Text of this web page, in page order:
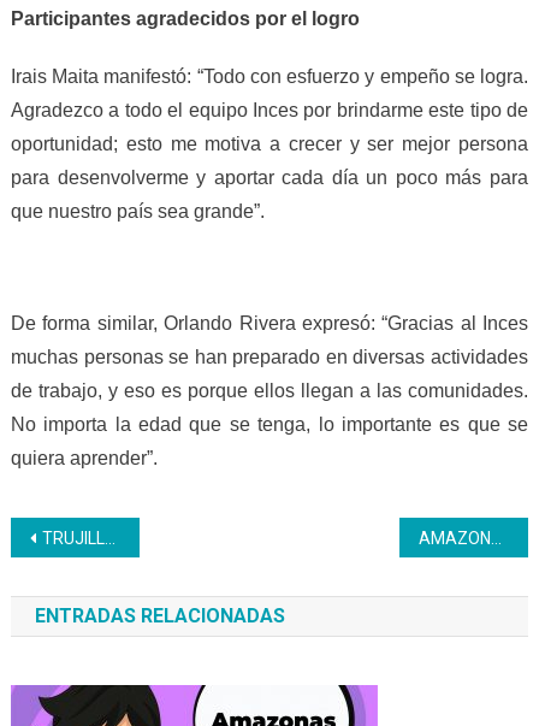
Participantes agradecidos por el logro
Irais Maita manifestó: “Todo con esfuerzo y empeño se logra.
Agradezco a todo el equipo Inces por brindarme este tipo de
oportunidad; esto me motiva a crecer y ser mejor persona
para desenvolverme y aportar cada día un poco más para
que nuestro país sea grande”.
De forma similar, Orlando Rivera expresó: “Gracias al Inces
muchas personas se han preparado en diversas actividades
de trabajo, y eso es porque ellos llegan a las comunidades.
No importa la edad que se tenga, lo importante es que se
quiera aprender”.
Navegación
de
entradas
TRUJILLO | 12.079 mesas – sillas fueron reparadas en 2019
ENTRADAS RELACIONADAS